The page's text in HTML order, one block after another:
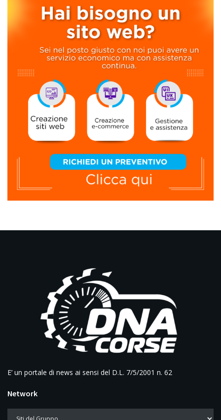
E’ un portale di news ai sensi del D.L. 7/5/2001 n. 62
Network